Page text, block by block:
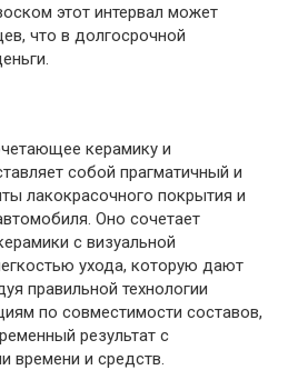
этот интервал может
что в долгосрочной
керамику и
собой прагматичный и
лакокрасочного покрытия и
Оно сочетает
с визуальной
ухода, которую дают
правильной технологии
по совместимости составов,
результат с
времени и средств.